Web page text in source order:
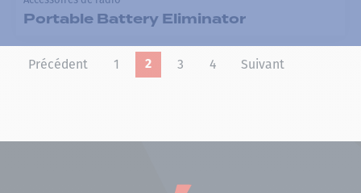
Portable Battery Eliminator
Précédent 1 2 3 4 Suivant